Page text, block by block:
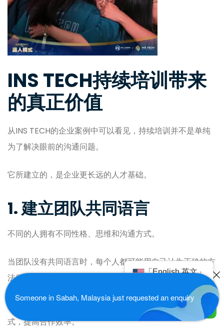
INS TECH持续培训带来
的真正价值
从INS TECH的企业案例中可以看见，持续培训并不是单纯
为了解决眼前的沟通问题。
它所建立的，是企业更长远的人才基础。
1. 建立团队共同语言
不同的人拥有不同性格、思维和沟通方式。
当团队没有共同语言时，每个人都可能用自己认为正确的方
法做事，最终增加误解和摩擦。
通过培训，团队能够更了解彼此，也更懂得如何调整沟通方
式，提高合作效率。
「English 英文」
Someone in Sabah, Malaysia just requested an enquiry